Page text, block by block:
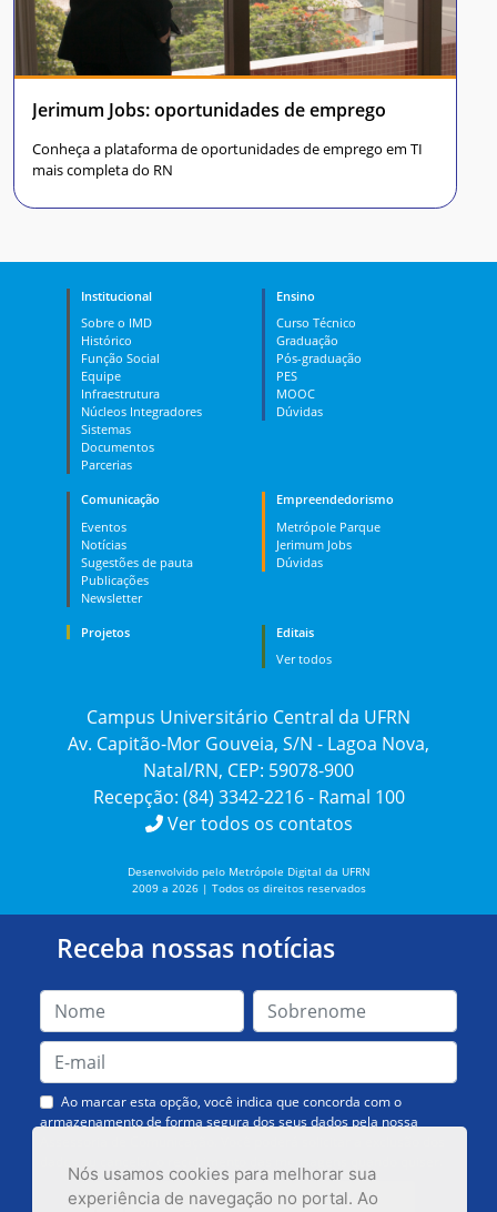
Nós usamos cookies para melhorar sua
experiência de navegação no portal. Ao
Jerimum Jobs: oportunidades de emprego
Conheça a plataforma de oportunidades de emprego em TI
mais completa do RN
Institucional
Sobre o IMD
Histórico
Função Social
Equipe
Infraestrutura
Núcleos Integradores
Sistemas
Documentos
Parcerias
Ensino
Curso Técnico
Graduação
Pós-graduação
PES
MOOC
Dúvidas
Comunicação
Eventos
Notícias
Sugestões de pauta
Publicações
Newsletter
Empreendedorismo
Metrópole Parque
Jerimum Jobs
Dúvidas
Projetos
Editais
Ver todos
Campus Universitário Central da UFRN
Av. Capitão-Mor Gouveia, S/N - Lagoa Nova,
Natal/RN, CEP: 59078-900
Recepção: (84) 3342-2216 - Ramal 100
Ver todos os contatos
Desenvolvido pelo Metrópole Digital da UFRN
2009 a 2026 | Todos os direitos reservados
Receba nossas notícias
Ao marcar esta opção, você indica que concorda com o
armazenamento de forma segura dos seus dados pela nossa